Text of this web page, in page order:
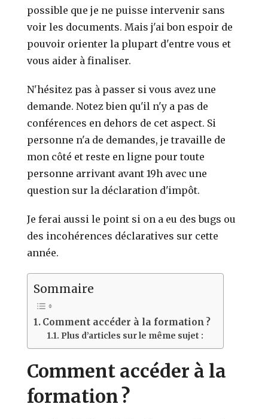
possible que je ne puisse intervenir sans
voir les documents. Mais j'ai bon espoir de
pouvoir orienter la plupart d'entre vous et
vous aider à finaliser.
N'hésitez pas à passer si vous avez une
demande. Notez bien qu'il n'y a pas de
conférences en dehors de cet aspect. Si
personne n'a de demandes, je travaille de
mon côté et reste en ligne pour toute
personne arrivant avant 19h avec une
question sur la déclaration d'impôt.
Je ferai aussi le point si on a eu des bugs ou
des incohérences déclaratives sur cette
année.
Sommaire
Comment accéder à la formation ?
Plus d’articles sur le même sujet :
Comment accéder à la
formation ?